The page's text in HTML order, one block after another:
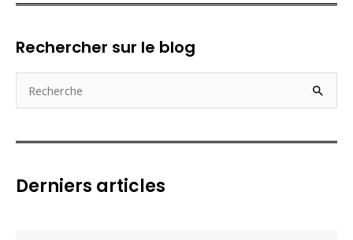
Rechercher sur le blog
e
rDerniers articles